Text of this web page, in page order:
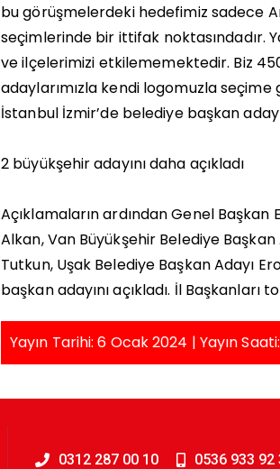
bu görüşmelerdeki hedefimiz sadece
seçimlerinde bir ittifak noktasındadır.
ve ilçelerimizi etkilememektedir. Biz
adaylarımızla kendi logomuzla
İstanbul İzmir’de belediye başkan
2 büyükşehir adayını daha açıkladı
Açıklamaların ardından Genel Başkan
Alkan, Van Büyükşehir Belediye Başkan
Tutkun, Uşak Belediye Başkan Adayı
başkan adayını açıkladı. İl Başkanları
Yayın Tarihi: 6 Ocak 2024 | Yayın
0312 287 00 10 0536 933 92